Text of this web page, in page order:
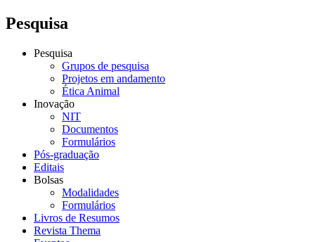
Pesquisa
Pesquisa
Grupos de pesquisa
Projetos em andamento
Ética Animal
Inovação
NIT
Documentos
Formulários
Pós-graduação
Editais
Bolsas
Modalidades
Formulários
Livros de Resumos
Revista Thema